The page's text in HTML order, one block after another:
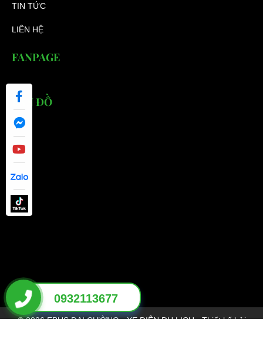
TIN TỨC
LIÊN HỆ
FANPAGE
BẢN ĐỒ
© 2026 EBUS ĐẠI CƯỜNG - XE ĐIỆN DU LỊCH - Thiết kế bởi
0932113677